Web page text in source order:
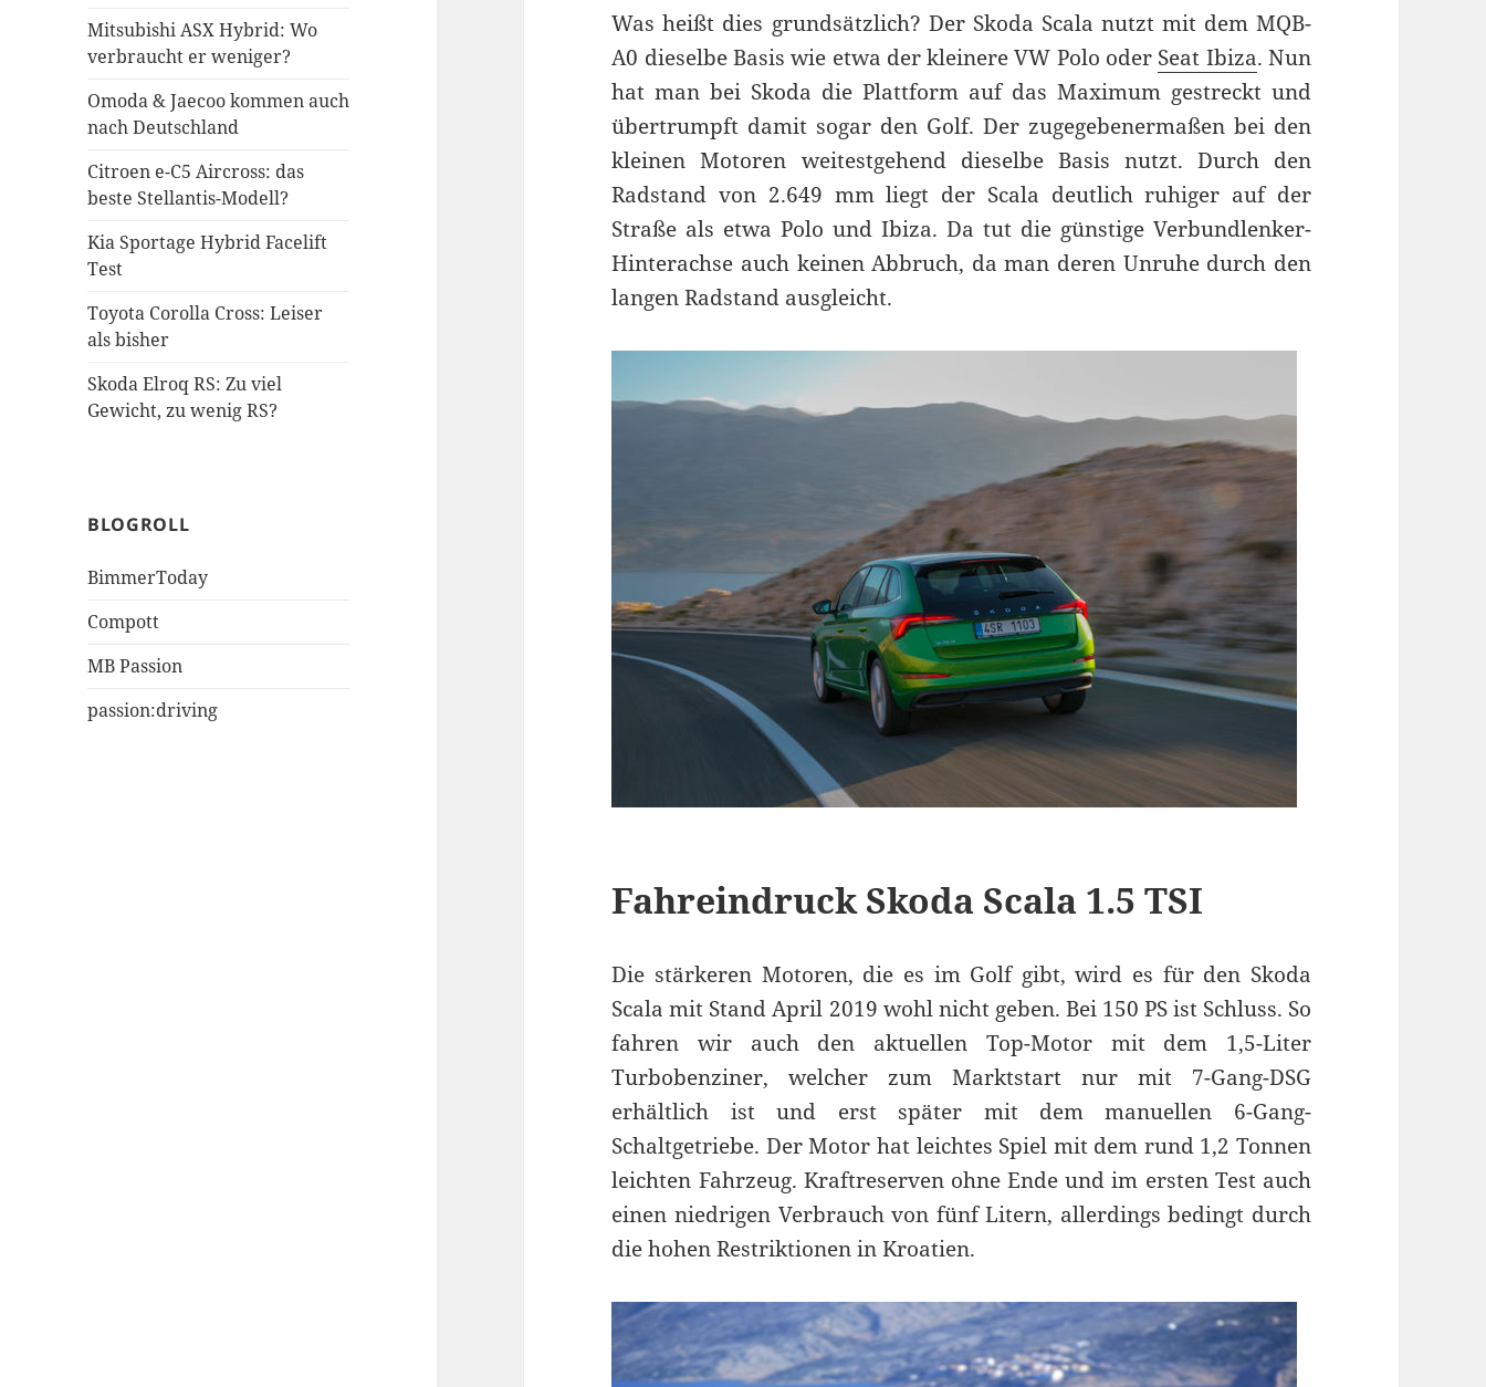
Mitsubishi ASX Hybrid: Wo
verbraucht er weniger?
Omoda & Jaecoo kommen auch
nach Deutschland
Citroen e-C5 Aircross: das
beste Stellantis-Modell?
Kia Sportage Hybrid Facelift
Test
Toyota Corolla Cross: Leiser
als bisher
Skoda Elroq RS: Zu viel
Gewicht, zu wenig RS?
BLOGROLL
BimmerToday
Compott
MB Passion
passion:driving
Was heißt dies grundsätzlich? Der Skoda Scala nutzt mit dem MQB-
A0 dieselbe Basis wie etwa der kleinere VW Polo oder Seat Ibiza. Nun
hat man bei Skoda die Plattform auf das Maximum gestreckt und
übertrumpft damit sogar den Golf. Der zugegebenermaßen bei den
kleinen Motoren weitestgehend dieselbe Basis nutzt. Durch den
Radstand von 2.649 mm liegt der Scala deutlich ruhiger auf der
Straße als etwa Polo und Ibiza. Da tut die günstige Verbundlenker-
Hinterachse auch keinen Abbruch, da man deren Unruhe durch den
langen Radstand ausgleicht.
Fahreindruck Skoda Scala 1.5 TSI
Die stärkeren Motoren, die es im Golf gibt, wird es für den Skoda
Scala mit Stand April 2019 wohl nicht geben. Bei 150 PS ist Schluss. So
fahren wir auch den aktuellen Top-Motor mit dem 1,5-Liter
Turbobenziner, welcher zum Marktstart nur mit 7-Gang-DSG
erhältlich ist und erst später mit dem manuellen 6-Gang-
Schaltgetriebe. Der Motor hat leichtes Spiel mit dem rund 1,2 Tonnen
leichten Fahrzeug. Kraftreserven ohne Ende und im ersten Test auch
einen niedrigen Verbrauch von fünf Litern, allerdings bedingt durch
die hohen Restriktionen in Kroatien.